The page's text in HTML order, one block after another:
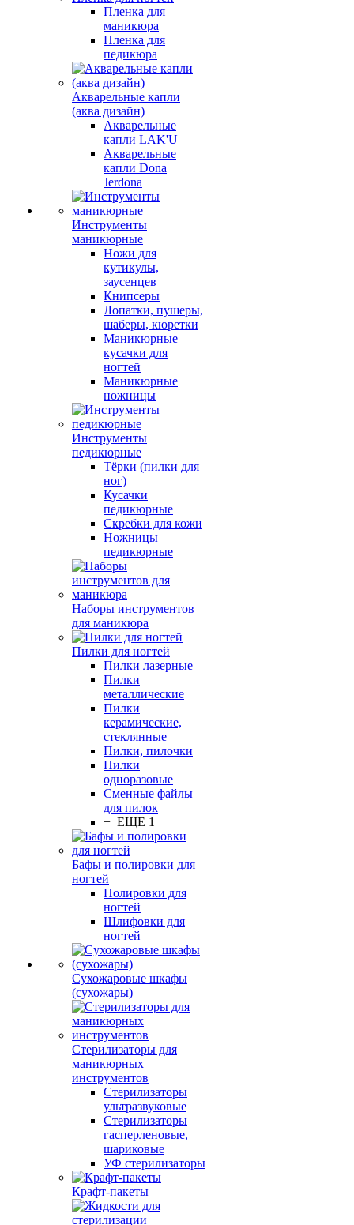
Пленка для
маникюра
Пленка для
педикюра
Акварельные капли
(аква дизайн)
Акварельные
капли LAK'U
Акварельные
капли Dona
Jerdona
Инструменты
маникюрные
Ножи для
кутикулы,
заусенцев
Книпсеры
Лопатки, пушеры,
шаберы, кюретки
Маникюрные
кусачки для
ногтей
Маникюрные
ножницы
Инструменты
педикюрные
Тёрки (пилки для
ног)
Кусачки
педикюрные
Скребки для кожи
Ножницы
педикюрные
Наборы инструментов
для маникюра
Пилки для ногтей
Пилки лазерные
Пилки
металлические
Пилки
керамические,
стеклянные
Пилки, пилочки
Пилки
одноразовые
Сменные файлы
для пилок
+ ЕЩЕ 1
Бафы и полировки для
ногтей
Полировки для
ногтей
Шлифовки для
ногтей
Сухожаровые шкафы
(сухожары)
Стерилизаторы для
маникюрных
инструментов
Стерилизаторы
ультразвуковые
Стерилизаторы
гасперленовые,
шариковые
УФ стерилизаторы
Крафт-пакеты